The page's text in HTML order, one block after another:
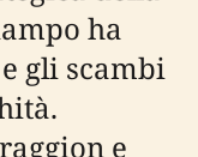
ha
gli scambi
e